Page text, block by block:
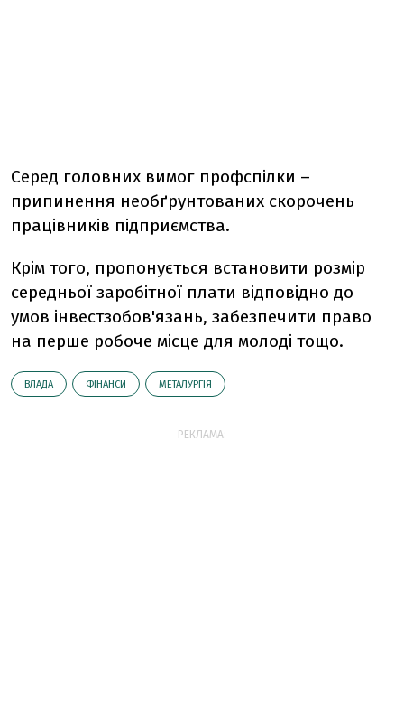
Серед головних вимог профспілки –
припинення необґрунтованих скорочень
працівників підприємства.
Крім того, пропонується встановити розмір
середньої заробітної плати відповідно до
умов інвестзобов'язань, забезпечити право
на перше робоче місце для молоді тощо.
ВЛАДА ФІНАНСИ МЕТАЛУРГІЯ
РЕКЛАМА: